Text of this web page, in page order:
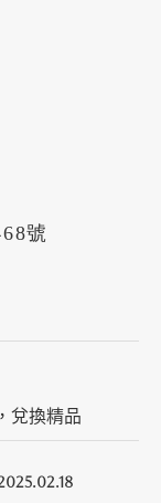
號
兌換精品